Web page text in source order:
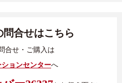
問合せはこちら
合せ・ご購入は
ションセンターへ